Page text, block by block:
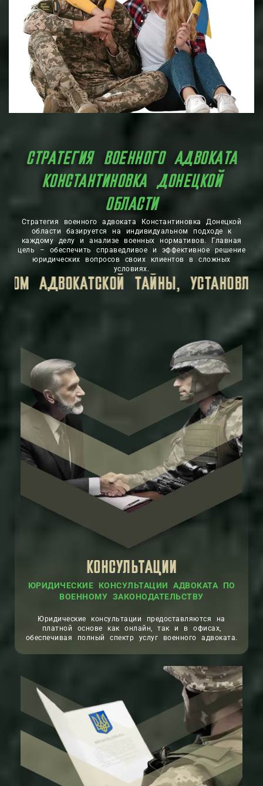
СТРАТЕГИЯ ВОЕННОГО АДВОКАТА
КОНСТАНТИНОВКА ДОНЕЦКОЙ
ОБЛАСТИ
Стратегия военного адвоката Константиновка Донецкой
области базируется на индивидуальном подходе к
каждому делу и анализе военных нормативов. Главная
цель – обеспечить справедливое и эффективное решение
юридических вопросов своих клиентов в сложных
условиях.
ВСЯ ЛИЧНАЯ ИНФОРМАЦИЯ,
КОНСУЛЬТАЦИИ
ЮРИДИЧЕСКИЕ КОНСУЛЬТАЦИИ АДВОКАТА ПО
ВОЕННОМУ ЗАКОНОДАТЕЛЬСТВУ
Юридические консультации предоставляются на
платной основе как онлайн, так и в офисах,
обеспечивая полный спектр услуг военного адвоката.